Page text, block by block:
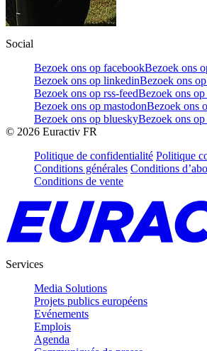
Social
Bezoek ons op facebookBezoek ons
Bezoek ons op linkedinBezoek ons
Bezoek ons op rss-feedBezoek ons
Bezoek ons op mastodonBezoek ons
Bezoek ons op blueskyBezoek ons op
© 2026 Euractiv FR
Politique de confidentialité Politique
Conditions générales Conditions
Conditions de vente
Services
Media Solutions
Projets publics européens
Evénements
Emplois
Agenda